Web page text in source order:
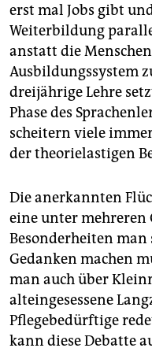
erst mal Jobs gibt
Weiterbildung
anstatt die
Ausbildungssystem
dreijährige Lehre
Phase des
scheitern viele
der theorielastigen
Die anerkannten
eine unter mehreren
Besonderheiten
Gedanken machen
man auch über
alteingesessene
Pflegebedürftige
kann diese Debatte